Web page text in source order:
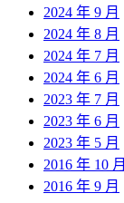
2024 年 9 月
2024 年 8 月
2024 年 7 月
2024 年 6 月
2023 年 7 月
2023 年 6 月
2023 年 5 月
2016 年 10 月
2016 年 9 月